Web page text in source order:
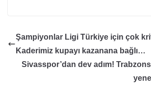
Şampiyonlar Ligi Türkiye için çok
Kaderimiz kupayı kazanana bağlı…
Sivasspor’dan dev adım!